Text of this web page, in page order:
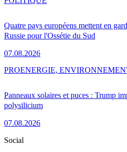
Quatre pays européens mettent en
Russie pour l'Ossétie du Sud
07.08.2026
Panneaux solaires et puces : Trump
polysilicium
07.08.2026
PROENERGIE,
Social